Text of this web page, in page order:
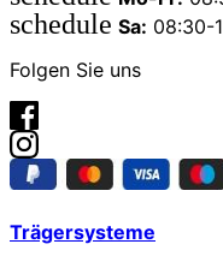
schedule Sa: 08:30-
Folgen Sie uns
Trägersysteme